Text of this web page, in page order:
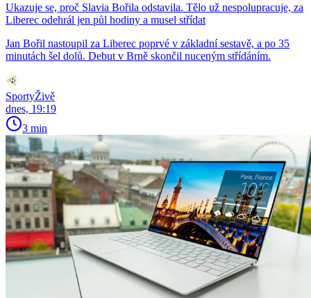
Ukazuje se, proč Slavia Bořila odstavila. Tělo už nespolupracuje, za
Liberec odehrál jen půl hodiny a musel střídat
Jan Bořil nastoupil za Liberec poprvé v základní sestavě, a po 35
minutách šel dolů. Debut v Brně skončil nuceným střídáním.
SportyŽivě
dnes, 19:19
3 min